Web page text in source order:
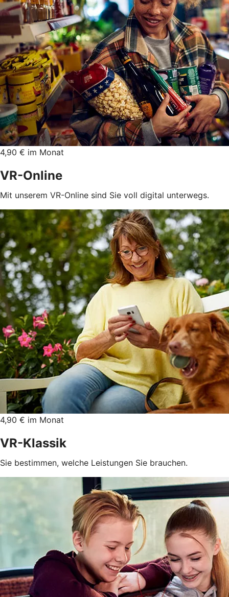
4,90 € im Monat
VR-Online
Mit unserem VR-Online sind Sie voll digital unterwegs.
4,90 € im Monat
VR-Klassik
Sie bestimmen, welche Leistungen Sie brauchen.